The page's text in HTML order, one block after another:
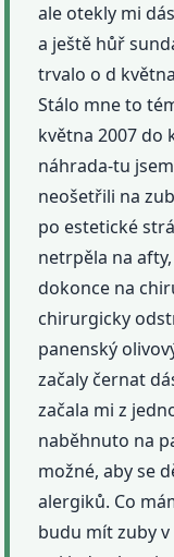
ale otekly mi
a ještě hůř
trvalo o d
Stálo mne to
května 2007 do
náhrada-tu
neošetřili na
po estetické
netrpěla na
dokonce na
chirurgicky
panenský
začaly černat
začala mi z
naběhnuto na
možné, aby se
alergiků. Co
budu mít zuby